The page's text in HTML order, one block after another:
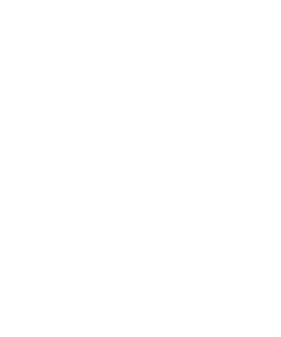
いて
にバッジを付与しています
ね！
ね！